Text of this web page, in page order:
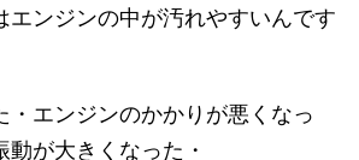
エンジンの中が汚れやすいんです
・エンジンのかかりが悪くなっ
が大きくなった・